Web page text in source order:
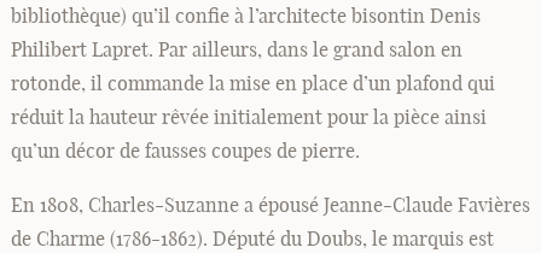
bibliothèque) qu’il confie à l’architecte bisontin Denis
Philibert Lapret. Par ailleurs, dans le grand salon en
rotonde, il commande la mise en place d’un plafond qui
réduit la hauteur rêvée initialement pour la pièce ainsi
qu’un décor de fausses coupes de pierre.
En 1808, Charles-Suzanne a épousé Jeanne-Claude Favières
de Charme (1786-1862). Député du Doubs, le marquis est